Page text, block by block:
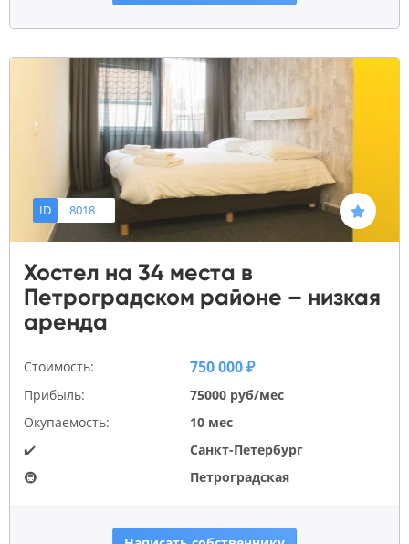
ID 8018
Хостел на 34 места в
Петроградском районе – низкая
аренда
Стоимость: 750 000 ₽
Прибыль:
75000 руб/мес
Окупаемость:
10 мес
✔️
Санкт-Петербург
🚇
Петроградская